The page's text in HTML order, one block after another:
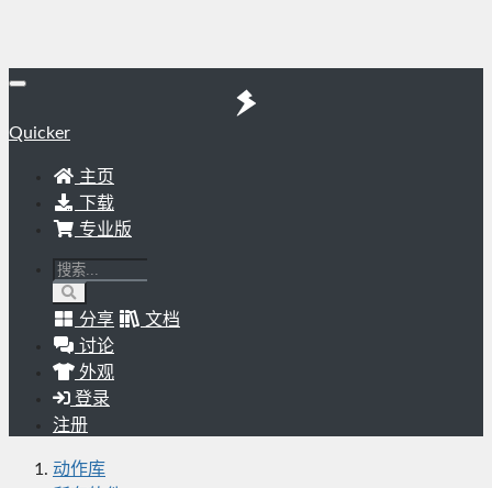
Quicker
主页
下载
专业版
分享
文档
讨论
外观
登录
注册
动作库